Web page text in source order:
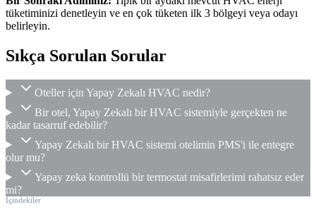
tüketiminizi denetleyin ve en çok tüketen ilk 3 bölgeyi veya odayı
belirleyin.
Sıkça Sorulan Sorular
Oteller için Yapay Zekalı HVAC nedir?
Bir otel, Yapay Zekalı bir HVAC sistemiyle gerçekten ne
kadar tasarruf edebilir?
Yapay Zekalı bir HVAC sistemi otelimin PMS'i ile entegre
olur mu?
Yapay zeka kontrollü bir termostat misafirlerimi rahatsız eder
mi?
İçindekiler